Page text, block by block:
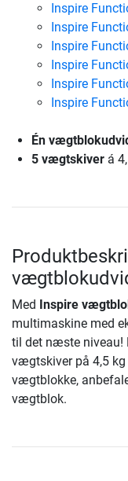
Inspire
Inspire
Inspire
Inspire
Inspire
Inspire
Én
5 vægtskiver á
Med Inspire
multimaskine med
til det næste niveau!
vægtskiver på 4,5
vægtblokke,
vægtblok.